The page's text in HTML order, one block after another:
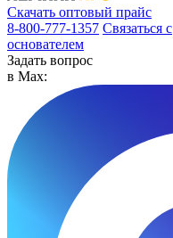
Скачать оптовый прайс
8-800-777-1357 Связаться с
основателем
Задать вопрос
в Max: